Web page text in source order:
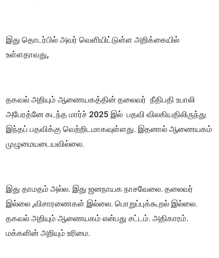
இது தொடர்பில் அவர் வெளியிட்டுள்ள அறிக்கையில்
உள்ளதாவது,
தகவல் அறியும் ஆணையகத்தின் தலைவர் நீதிபதி உபாலி
அபேரத்னே கடந்த மார்ச் 2025 இல் பதவி விலகியதிலிருந்து
இந்தப் பதவிக்கு வெற்றிடமாகவுள்ளது. இதனால் ஆணையகம்
முழுமையடையவில்லை.
இது தாமதம் அல்ல. இது ஜனநாயக நாசவேலை. தலைவர்
இல்லை ,விசாரணைகள் இல்லை. பொறுப்புக்கூறல் இல்லை.
தகவல் அறியும் ஆணையகம் என்பது சட்டம். அதிகாரம்.
மக்களின் அறியும் உரிமை.